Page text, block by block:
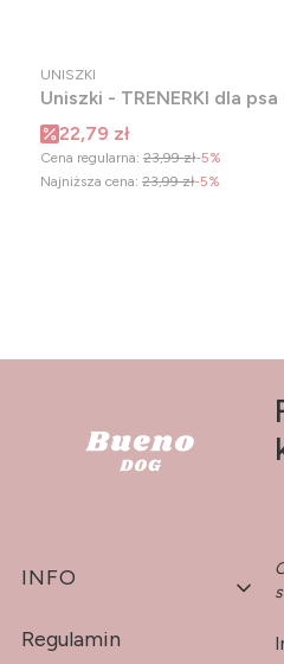
UNISZKI
Uniszki - TRENERKI dla psa
Cena promocyjna
22,79 zł
Cena regularna: 23,99 zł-5%
Najniższa cena: 23,99 zł-5%
Linki w stopce
INFO
Regulamin